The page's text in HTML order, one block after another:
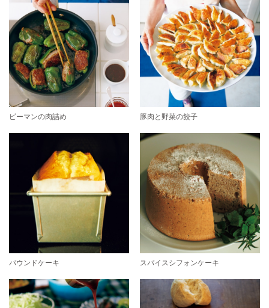
ピーマンの肉詰め 豚肉と野菜の餃子
パウンドケーキ スパイスシフォンケーキ